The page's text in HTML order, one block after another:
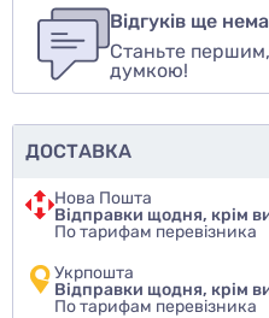
авторизуйтесьили
Оцінити товар
Відгуків ще
Станьте
думкою!
ДОСТАВКА
Нова Пошта
Відправки щодня, крім
По тарифам перевізника
Укрпошта
Відправки щодня, крім
По тарифам перевізника